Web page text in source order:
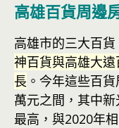
高雄百貨周邊
高雄市的三大百
神百貨與高雄大
長 。今年這些百
萬元之間，其中
最高，與2020年